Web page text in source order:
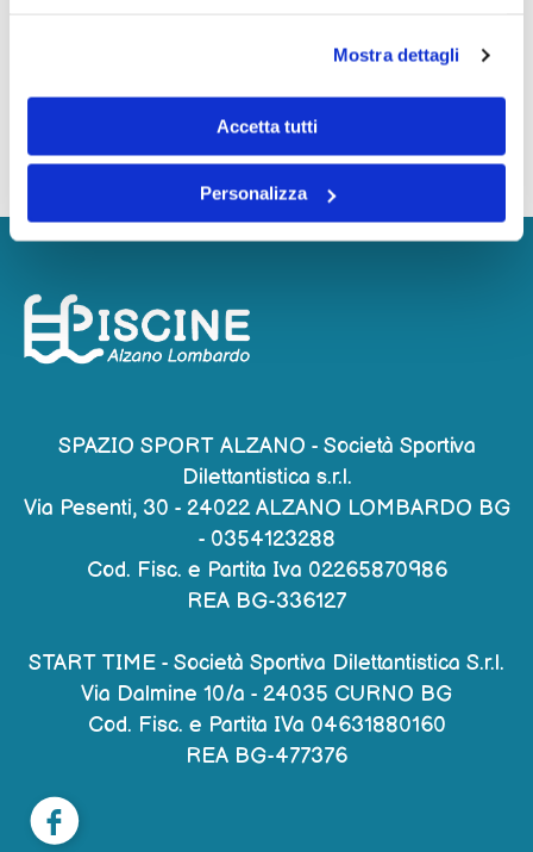
Mostra dettagli
Accetta tutti
Personalizza
15:35
Scarica il pdf dei corsi
SPAZIO SPORT ALZANO - Società Sportiva
Dilettantistica s.r.l.
Via Pesenti, 30 - 24022 ALZANO LOMBARDO BG
- 0354123288
Cod. Fisc. e Partita Iva 02265870986
REA BG-336127
START TIME - Società Sportiva Dilettantistica S.r.l.
Via Dalmine 10/a - 24035 CURNO BG
Cod. Fisc. e Partita IVa 04631880160
REA BG-477376